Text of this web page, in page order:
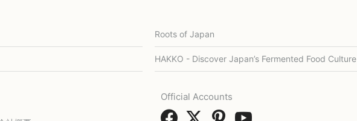
Roots of Japan
HAKKO - Discover Japan’s Fermented Food Culture
Official Accounts